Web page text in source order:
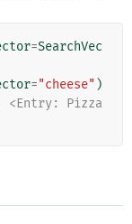
=SearchVec
="cheese" )
<Entry: Pizza